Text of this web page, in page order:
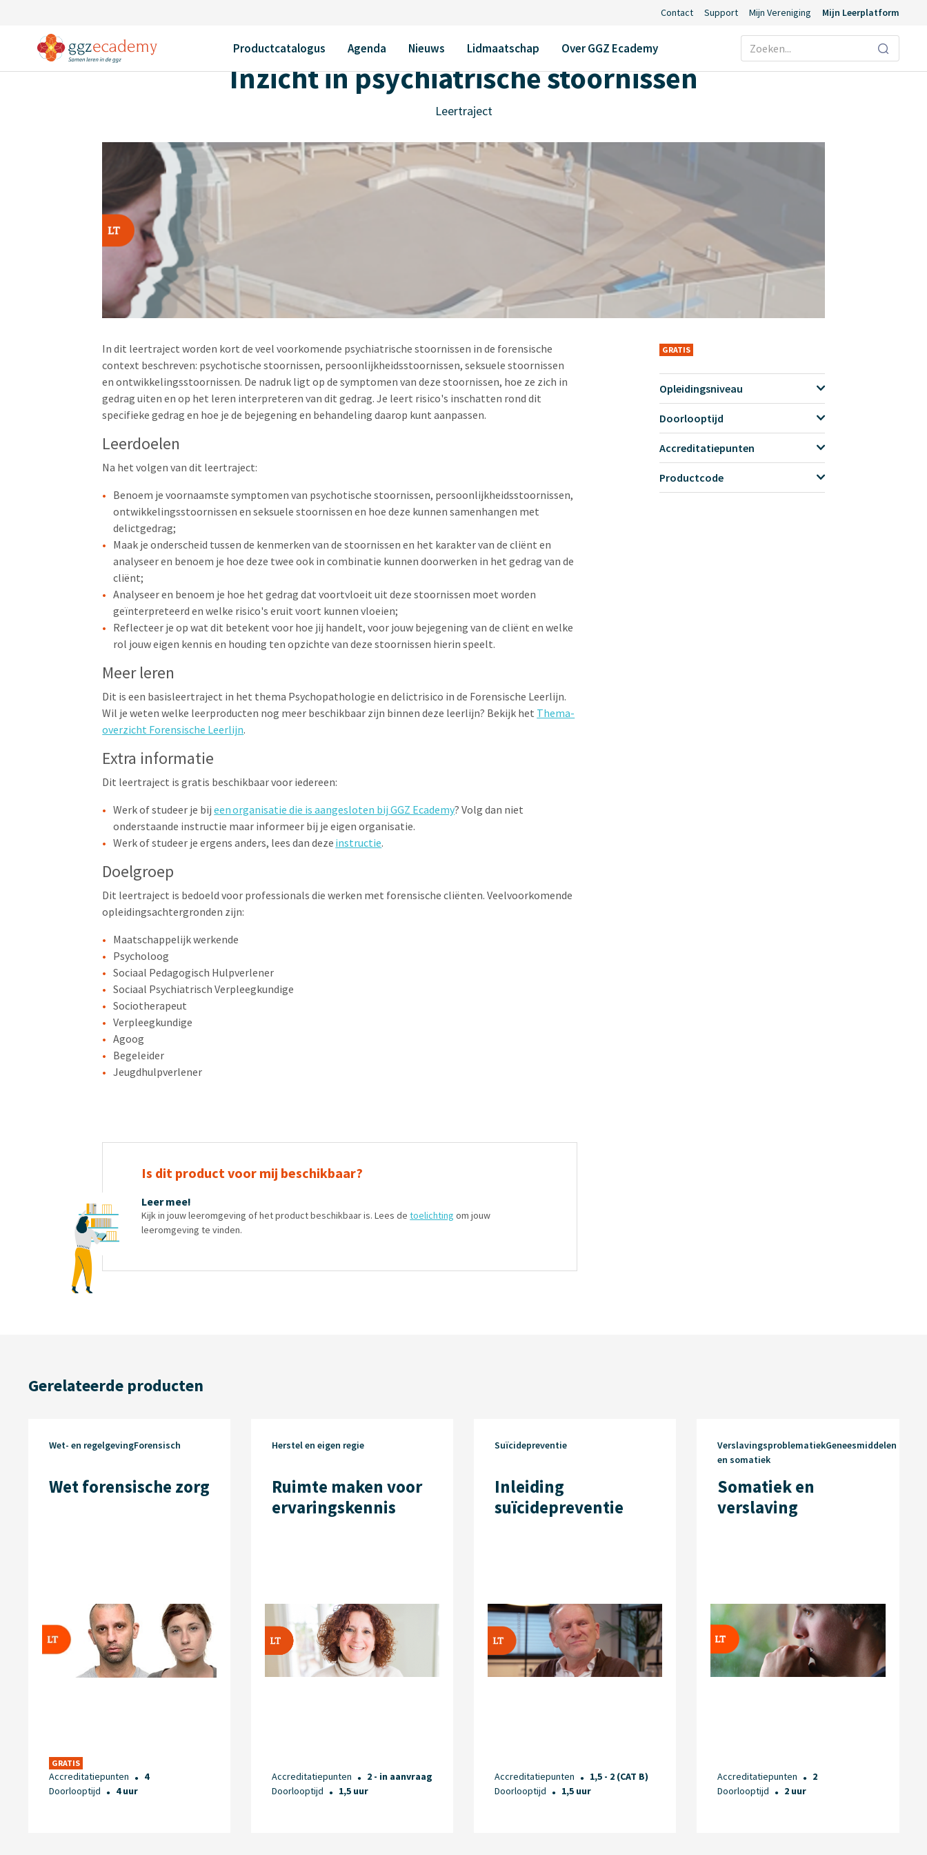
Contact Support Mijn Vereniging Mijn Leerplatform
Productcatalogus Agenda Nieuws Lidmaatschap Over GGZ Ecademy
Terug
Inzicht in psychiatrische stoornissen
Leertraject
In dit leertraject worden kort de veel voorkomende psychiatrische stoornissen in de forensische
context beschreven: psychotische stoornissen, persoonlijkheidsstoornissen, seksuele stoornissen
en ontwikkelingsstoornissen. De nadruk ligt op de symptomen van deze stoornissen, hoe ze zich in
gedrag uiten en op het leren interpreteren van dit gedrag. Je leert risico's inschatten rond dit
specifieke gedrag en hoe je de bejegening en behandeling daarop kunt aanpassen.
Leerdoelen
Na het volgen van dit leertraject:
Benoem je voornaamste symptomen van psychotische stoornissen, persoonlijkheidsstoornissen,
ontwikkelingsstoornissen en seksuele stoornissen en hoe deze kunnen samenhangen met
delictgedrag;
Maak je onderscheid tussen de kenmerken van de stoornissen en het karakter van de cliënt en
analyseer en benoem je hoe deze twee ook in combinatie kunnen doorwerken in het gedrag van de
cliënt;
Analyseer en benoem je hoe het gedrag dat voortvloeit uit deze stoornissen moet worden
geïnterpreteerd en welke risico's eruit voort kunnen vloeien;
Reflecteer je op wat dit betekent voor hoe jij handelt, voor jouw bejegening van de cliënt en welke
rol jouw eigen kennis en houding ten opzichte van deze stoornissen hierin speelt.
Meer leren
Dit is een basisleertraject in het thema Psychopathologie en delictrisico in de Forensische Leerlijn.
Wil je weten welke leerproducten nog meer beschikbaar zijn binnen deze leerlijn? Bekijk het Thema-
overzicht Forensische Leerlijn.
Extra informatie
Dit leertraject is gratis beschikbaar voor iedereen:
Werk of studeer je bijeen organisatie die is aangesloten bij GGZ Ecademy? Volg dan niet
onderstaande instructie maar informeer bij je eigen organisatie.
Werk of studeer je ergens anders, lees dan deze instructie.
Doelgroep
Dit leertraject is bedoeld voor professionals die werken met forensische cliënten. Veelvoorkomende
opleidingsachtergronden zijn:
Maatschappelijk werkende
Psycholoog
Sociaal Pedagogisch Hulpverlener
Sociaal Psychiatrisch Verpleegkundige
Sociotherapeut
Verpleegkundige
Agoog
Begeleider
Jeugdhulpverlener
Is dit product voor mij beschikbaar?
Leer mee!
Kijk in jouw leeromgeving of het product beschikbaar is. Lees detoelichting om jouw
leeromgeving te vinden.
GRATIS
Opleidingsniveau
Doorlooptijd
Accreditatiepunten
Productcode
Gerelateerde producten
Wet forensische zorg
Wet- en regelgevingForensisch
GRATIS
Accreditatiepunten ●
4
Doorlooptijd
● 4 uur
Ruimte maken voor
ervaringskennis
Herstel en eigen regie
Accreditatiepunten ●
2 - in aanvraag
Doorlooptijd
● 1,5 uur
Inleiding
suïcidepreventie
Suïcidepreventie
Accreditatiepunten ●
1,5 - 2 (CAT B)
Doorlooptijd
● 1,5 uur
Somatiek en
verslaving
VerslavingsproblematiekGeneesmiddelen
en somatiek
Accreditatiepunten ●
2
Doorlooptijd
● 2 uur